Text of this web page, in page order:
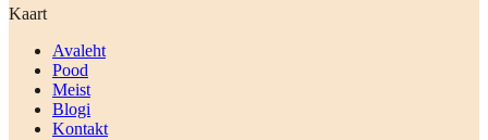
Kaart
Avaleht
Pood
Meist
Blogi
Kontakt